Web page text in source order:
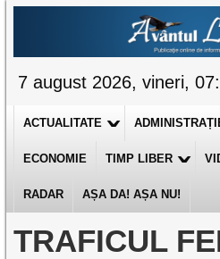
7 august 2026, vineri,
ACTUALITATE
ECONOMIE TIMP LIBER
RADAR AȘA DA! AȘA NU!
TRAFICUL